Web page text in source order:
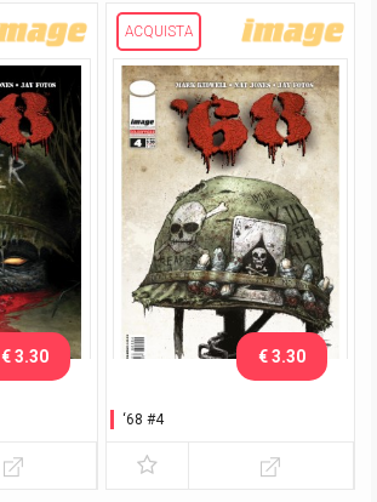
€ 3.30
ACQUISTA
‘68 #4
€ 3.30